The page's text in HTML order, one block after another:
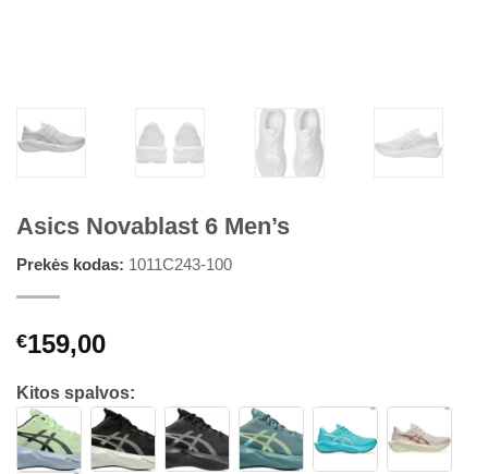
Asics Novablast 6 Men’s
Prekės kodas: 1011C243-100
€159,00
Kitos spalvos: